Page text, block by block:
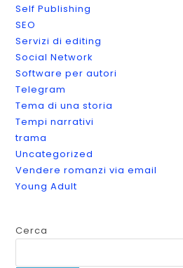
Self Publishing
SEO
Servizi di editing
Social Network
Software per autori
Telegram
Tema di una storia
Tempi narrativi
trama
Uncategorized
Vendere romanzi via email
Young Adult
Cerca